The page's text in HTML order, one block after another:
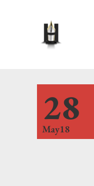
28
May18